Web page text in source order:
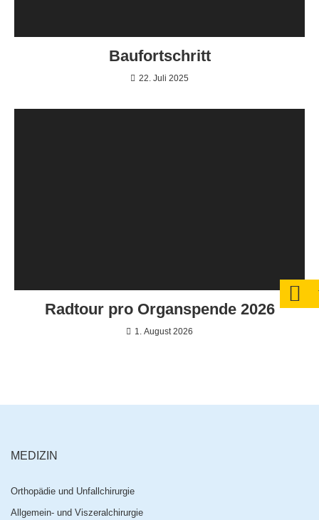
Baufortschritt
22. Juli 2025
Radtour pro Organspende 2026
1. August 2026
MEDIZIN
Orthopädie und Unfallchirurgie
Allgemein- und Viszeralchirurgie